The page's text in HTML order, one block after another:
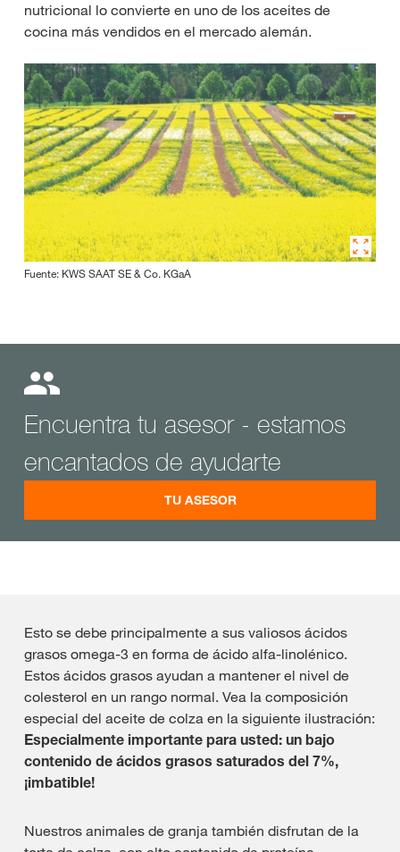
nutricional lo convierte en uno de los aceites de
cocina más vendidos en el mercado alemán.
Fuente: KWS SAAT SE & Co. KGaA
Encuentra tu asesor - estamos
encantados de ayudarte
TU ASESOR
Esto se debe principalmente a sus valiosos ácidos
grasos omega-3 en forma de ácido alfa-linolénico.
Estos ácidos grasos ayudan a mantener el nivel de
colesterol en un rango normal. Vea la composición
especial del aceite de colza en la siguiente ilustración:
Especialmente importante para usted: un bajo
contenido de ácidos grasos saturados del 7%,
¡imbatible!
Nuestros animales de granja también disfrutan de la